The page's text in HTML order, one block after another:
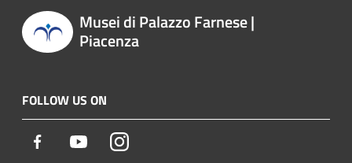
Musei di Palazzo Farnese |
Piacenza
FOLLOW US ON
Facebook YoutubeInstagram